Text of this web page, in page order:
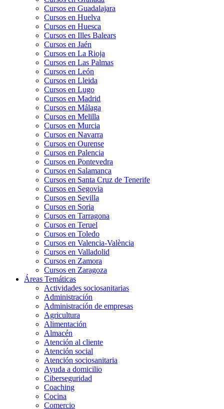
Cursos en Guadalajara
Cursos en Huelva
Cursos en Huesca
Cursos en Illes Balears
Cursos en Jaén
Cursos en La Rioja
Cursos en Las Palmas
Cursos en León
Cursos en Lleida
Cursos en Lugo
Cursos en Madrid
Cursos en Málaga
Cursos en Melilla
Cursos en Murcia
Cursos en Navarra
Cursos en Ourense
Cursos en Palencia
Cursos en Pontevedra
Cursos en Salamanca
Cursos en Santa Cruz de Tenerife
Cursos en Segovia
Cursos en Sevilla
Cursos en Soria
Cursos en Tarragona
Cursos en Teruel
Cursos en Toledo
Cursos en Valencia-València
Cursos en Valladolid
Cursos en Zamora
Cursos en Zaragoza
Áreas Temáticas
Actividades sociosanitarias
Administración
Administración de empresas
Agricultura
Alimentación
Almacén
Atención al cliente
Atención social
Atención sociosanitaria
Ayuda a domicilio
Ciberseguridad
Coaching
Cocina
Comercio